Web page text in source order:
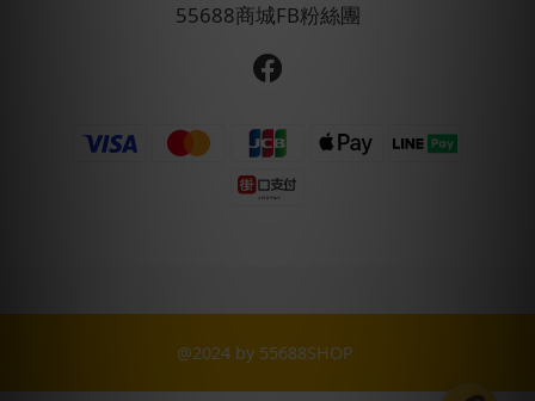
55688商城FB粉絲團
@2024 by 55688SHOP